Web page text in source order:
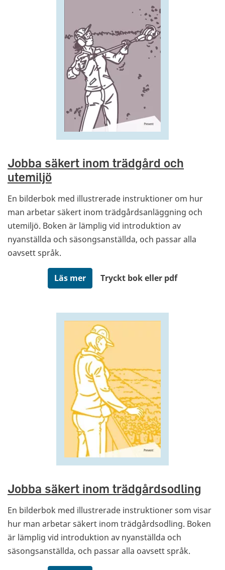
Jobba säkert inom trädgård och
utemiljö
En bilderbok med illustrerade instruktioner om hur
man arbetar säkert inom trädgårdsanläggning och
utemiljö. Boken är lämplig vid introduktion av
nyanställda och säsongsanställda, och passar alla
oavsett språk.
Läs mer Tryckt bok eller pdf
Jobba säkert inom trädgårdsodling
En bilderbok med illustrerade instruktioner som visar
hur man arbetar säkert inom trädgårdsodling. Boken
är lämplig vid introduktion av nyanställda och
säsongsanställda, och passar alla oavsett språk.